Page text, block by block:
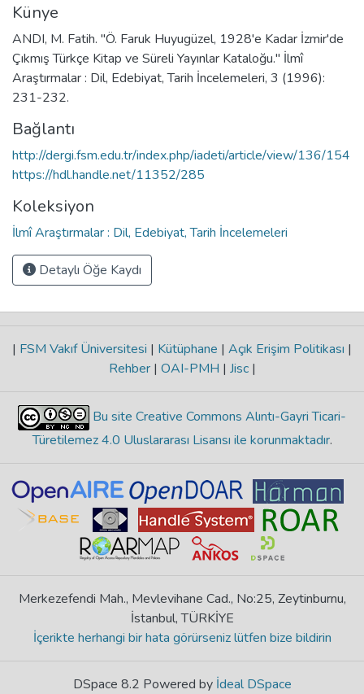
Künye
ANDI, M. Fatih. "Ö. Faruk Huyugüzel, 1928'e Kadar İzmir'de
Çıkmış Türkçe Kitap ve Süreli Yayınlar Kataloğu." İlmî
Araştırmalar : Dil, Edebiyat, Tarih İncelemeleri, 3 (1996):
231-232.
Bağlantı
http://dergi.fsm.edu.tr/index.php/iadeti/article/view/136/154
https://hdl.handle.net/11352/285
Koleksiyon
İlmî Araştırmalar : Dil, Edebiyat, Tarih İncelemeleri
Detaylı Öğe Kaydı
| FSM Vakıf Üniversitesi | Kütüphane | Açık Erişim Politikası |
Rehber | OAI-PMH | Jisc |
Bu site Creative Commons Alıntı-Gayri Ticari-
Türetilemez 4.0 Uluslararası Lisansı ile korunmaktadır.
Merkezefendi Mah., Mevlevihane Cad., No:25, Zeytinburnu,
İstanbul, TÜRKİYE
İçerikte herhangi bir hata görürseniz lütfen bize bildirin
DSpace 8.2 Powered by İdeal DSpace